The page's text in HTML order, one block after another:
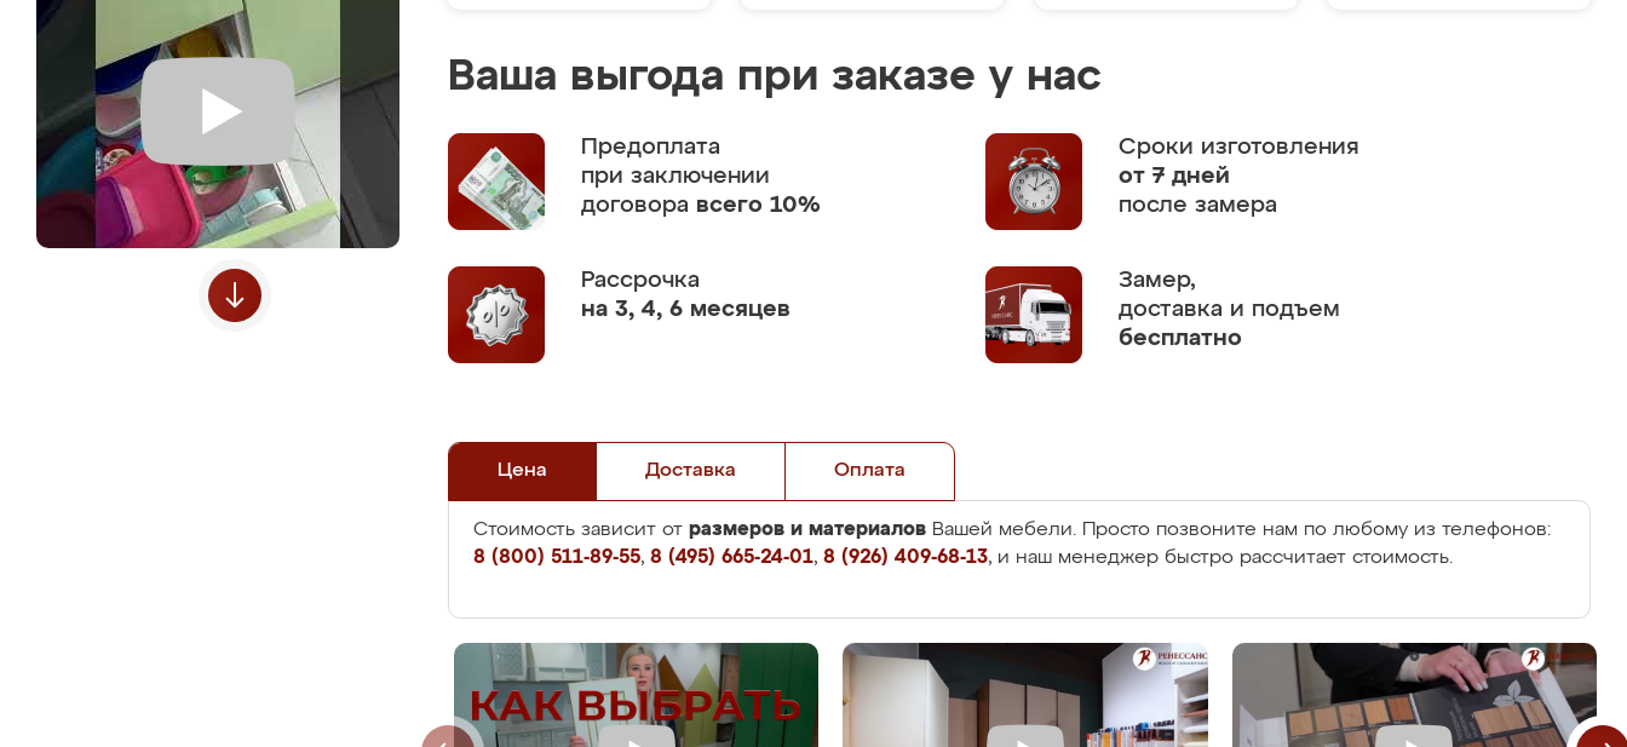
Ваша выгода при заказе у нас
Предоплата
при заключении
договора всего 10%
Сроки изготовления
от 7 дней
после замера
Рассрочка
на 3, 4, 6 месяцев
Замер,
доставка и подъем
бесплатно
Цена Доставка Оплата
Стоимость зависит от размеров и материалов Вашей мебели. Просто позвоните нам по любому из телефонов:
8 (800) 511-89-55, 8 (495) 665-24-01, 8 (926) 409-68-13, и наш менеджер быстро рассчитает стоимость.